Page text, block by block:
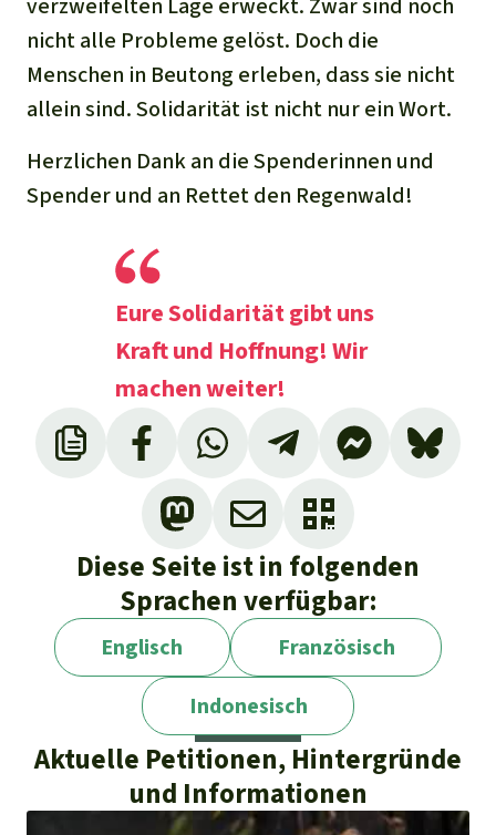
nicht alle Probleme gelöst. Doch die
Menschen in Beutong erleben, dass sie nicht
allein sind. Solidarität ist nicht nur ein Wort.
Herzlichen Dank an die Spenderinnen und
Spender und an Rettet den Regenwald!
Eure Solidarität gibt uns
Kraft und Hoffnung! Wir
machen weiter!
Diese Seite ist in folgenden
Sprachen verfügbar:
Englisch
Französisch
Indonesisch
Aktuelle Petitionen, Hintergründe
und Informationen